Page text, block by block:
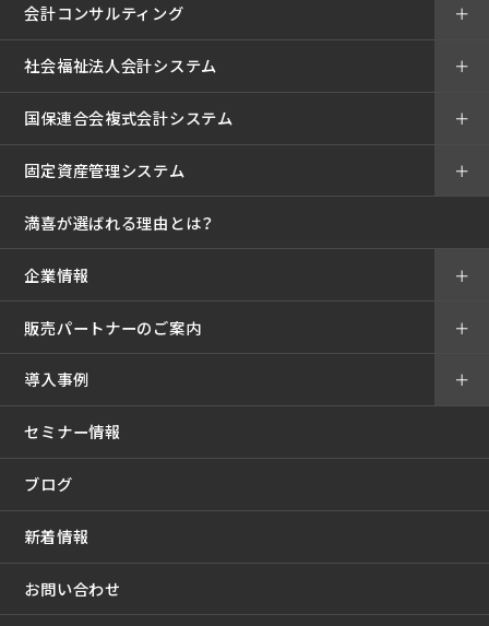
会計コンサルティング ＋
社会福祉法人会計システム ＋
国保連合会複式会計システム ＋
固定資産管理システム ＋
満喜が選ばれる理由とは？
企業情報 ＋
販売パートナーのご案内 ＋
導入事例
セミナー情報
＋
ブログ
新着情報
お問い合わせ